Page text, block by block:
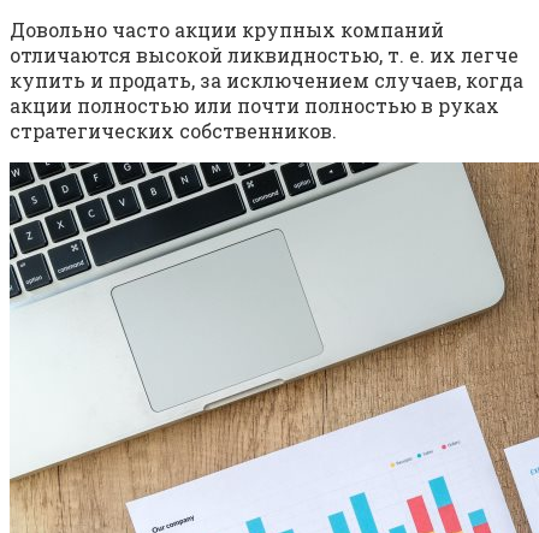
Довольно часто акции крупных компаний
отличаются высокой ликвидностью, т. е. их легче
купить и продать, за исключением случаев, когда
акции полностью или почти полностью в руках
стратегических собственников.